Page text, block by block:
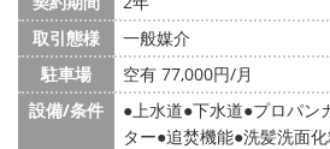
取引態様
一般媒介
駐車場
空有 77,000円/月
設備/条件
上水道 下水道 プロパン
ター 追焚機能 洗髪洗面